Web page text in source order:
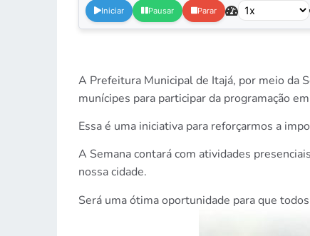
Iniciar Pausar Parar
A Prefeitura Municipal de Itajá, por meio da
munícipes para participar da programação
Essa é uma iniciativa para reforçarmos a
A Semana contará com atividades
nossa cidade.
Será uma ótima oportunidade para que